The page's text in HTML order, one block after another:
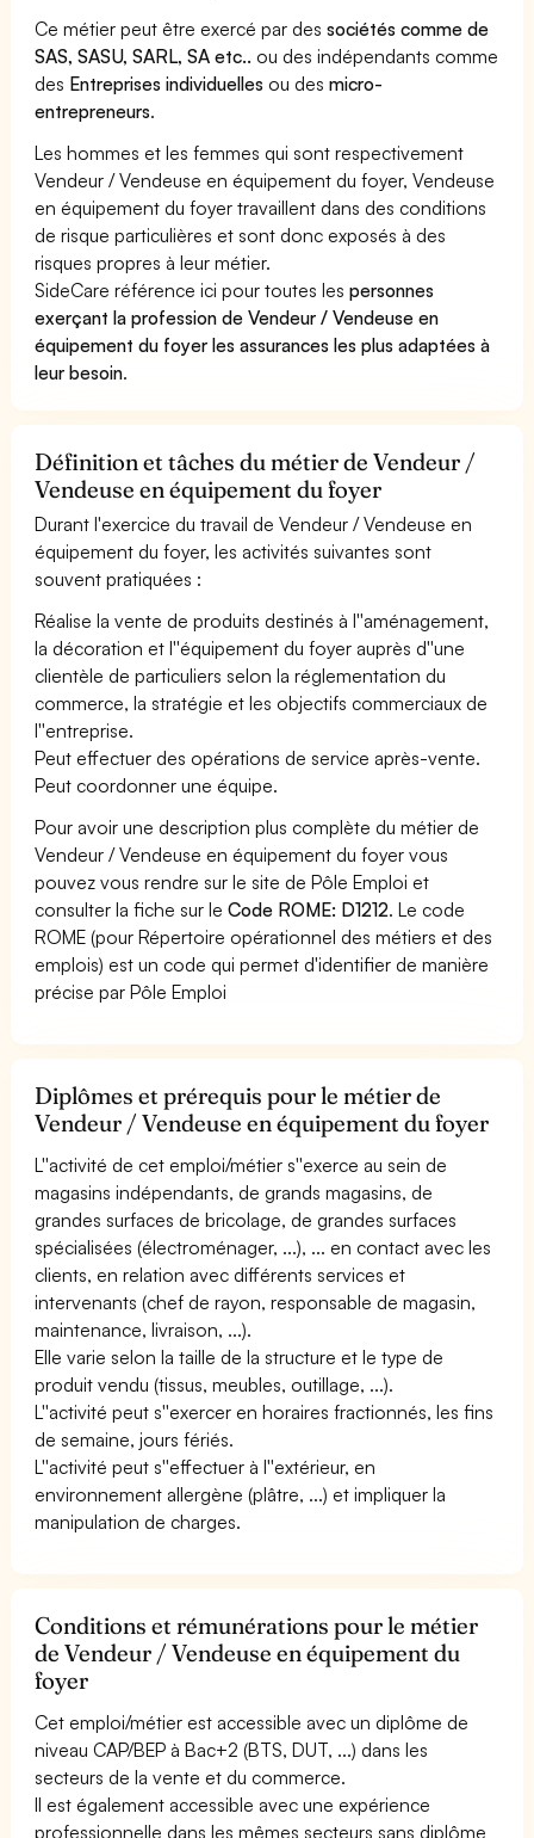
Ce métier peut être exercé par dessociétés comme de
SAS, SASU, SARL, SA etc.. ou des indépendants comme
des Entreprises individuelles ou desmicro-
entrepreneurs.
Les hommes et les femmes qui sont respectivement
Vendeur / Vendeuse en équipement du foyer, Vendeuse
en équipement du foyer travaillent dans des conditions
de risque particulières et sont donc exposés à des
risques propres à leur métier.
SideCare référence ici pour toutes lespersonnes
exerçant la profession de Vendeur / Vendeuse en
équipement du foyer les assurances les plus adaptées à
leur besoin.
Définition et tâches du métier de Vendeur /
Vendeuse en équipement du foyer
Durant l'exercice du travail de Vendeur / Vendeuse en
équipement du foyer, les activités suivantes sont
souvent pratiquées :
Réalise la vente de produits destinés à l''aménagement,
la décoration et l''équipement du foyer auprès d''une
clientèle de particuliers selon la réglementation du
commerce, la stratégie et les objectifs commerciaux de
l''entreprise.
Peut effectuer des opérations de service après-vente.
Peut coordonner une équipe.
Pour avoir une description plus complète du métier de
Vendeur / Vendeuse en équipement du foyer vous
pouvez vous rendre sur le site de Pôle Emploi et
consulter la fiche sur leCode ROME: D1212. Le code
ROME (pour Répertoire opérationnel des métiers et des
emplois) est un code qui permet d'identifier de manière
précise par Pôle Emploi
Diplômes et prérequis pour le métier de
Vendeur / Vendeuse en équipement du foyer
L''activité de cet emploi/métier s''exerce au sein de
magasins indépendants, de grands magasins, de
grandes surfaces de bricolage, de grandes surfaces
spécialisées (électroménager, ...), ... en contact avec les
clients, en relation avec différents services et
intervenants (chef de rayon, responsable de magasin,
maintenance, livraison, ...).
Elle varie selon la taille de la structure et le type de
produit vendu (tissus, meubles, outillage, ...).
L''activité peut s''exercer en horaires fractionnés, les fins
de semaine, jours fériés.
L''activité peut s''effectuer à l''extérieur, en
environnement allergène (plâtre, ...) et impliquer la
manipulation de charges.
Conditions et rémunérations pour le métier
de Vendeur / Vendeuse en équipement du
foyer
Cet emploi/métier est accessible avec un diplôme de
niveau CAP/BEP à Bac+2 (BTS, DUT, ...) dans les
secteurs de la vente et du commerce.
Il est également accessible avec une expérience
professionnelle dans les mêmes secteurs sans diplôme